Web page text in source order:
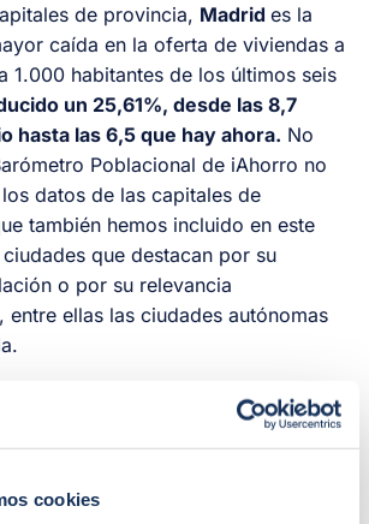
cookies
de provincia, Madrid es la
caída en la oferta de viviendas a
1.000 habitantes de los últimos seis
un 25,61%, desde las 8,7
hasta las 6,5 que hay ahora. No
Poblacional de iAhorro no
datos de las capitales de
también hemos incluido en este
que destacan por su
o por su relevancia
entre ellas las ciudades autónomas
resultados generales, sonLeganés
la venta por cada 1.000 habitantes)
, con caídas de un 28,57% y un